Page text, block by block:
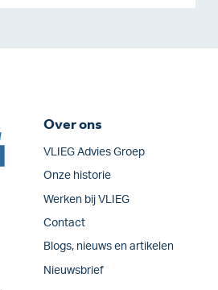
Over ons
VLIEG Advies Groep
Onze historie
Werken bij VLIEG
Contact
Blogs, nieuws en artikelen
Nieuwsbrief